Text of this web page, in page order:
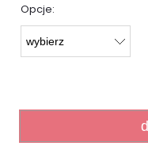
Opcje: